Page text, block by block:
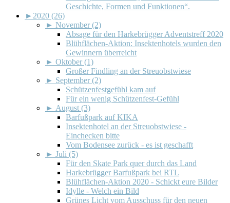
Geschichte, Formen und Funktionen“.
► 2020 (26)
► November (2)
Absage für den Harkebrügger Adventstreff 2020
Blühflächen-Aktion: Insektenhotels wurden den
Gewinnern überreicht
► Oktober (1)
Großer Findling an der Streuobstwiese
► September (2)
Schützenfestgefühl kam auf
Für ein wenig Schützenfest-Gefühl
► August (3)
Barfußpark auf KIKA
Insektenhotel an der Streuobstwiese -
Einchecken bitte
Vom Bodensee zurück - es ist geschafft
► Juli (5)
Für den Skate Park quer durch das Land
Harkebrügger Barfußpark bei RTL
Blühflächen-Aktion 2020 - Schickt eure Bilder
Idylle - Welch ein Bild
Grünes Licht vom Ausschuss für den neuen